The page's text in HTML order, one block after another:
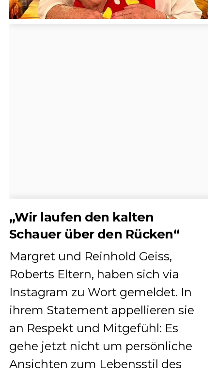
„Wir laufen den kalten
Schauer über den Rücken“
Margret und Reinhold Geiss,
Roberts Eltern, haben sich via
Instagram zu Wort gemeldet. In
ihrem Statement appellieren sie
an Respekt und Mitgefühl: Es
gehe jetzt nicht um persönliche
Ansichten zum Lebensstil des